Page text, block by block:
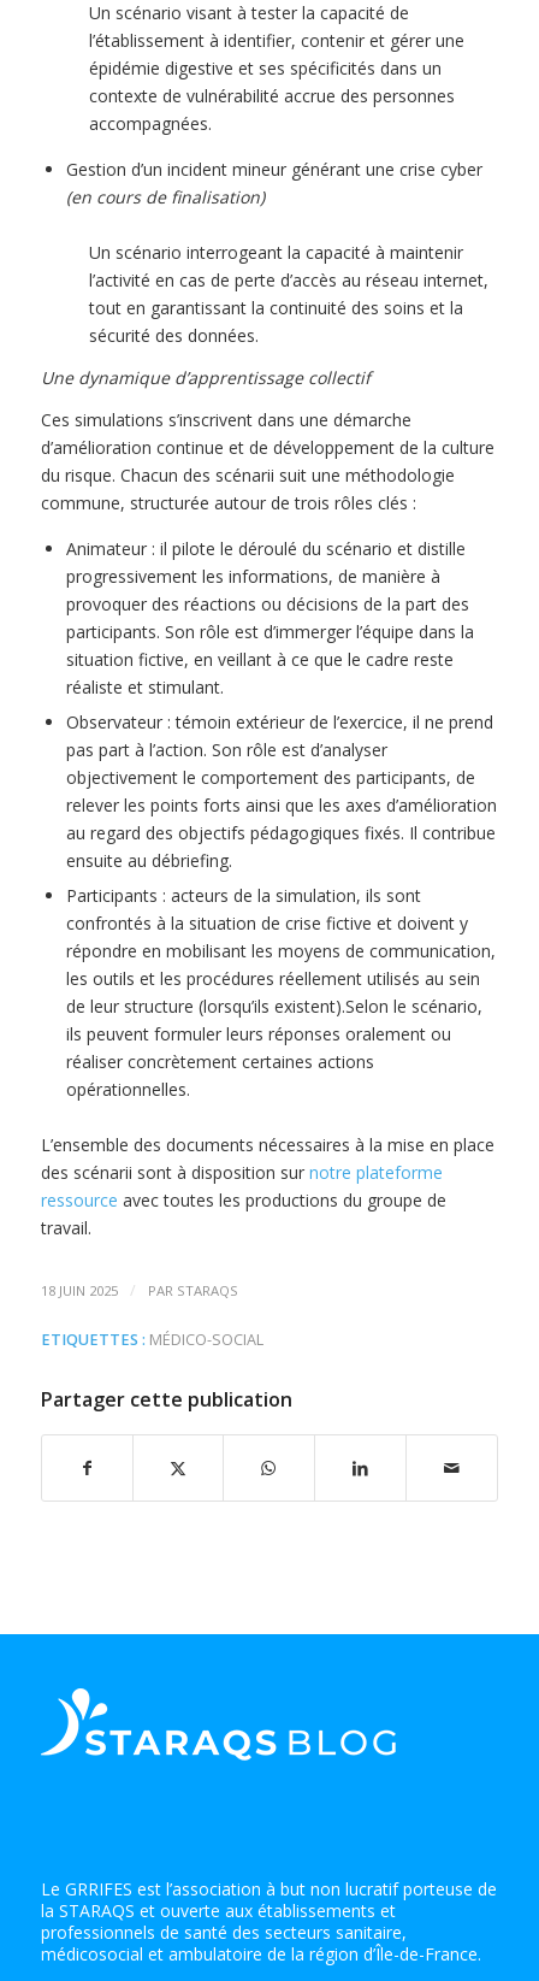
Un scénario visant à tester la capacité de
l’établissement à identifier, contenir et gérer une
épidémie digestive et ses spécificités dans un
contexte de vulnérabilité accrue des personnes
accompagnées.
Gestion d’un incident mineur générant une crise cyber
(en cours de finalisation)
Un scénario interrogeant la capacité à maintenir
l’activité en cas de perte d’accès au réseau internet,
tout en garantissant la continuité des soins et la
sécurité des données.
Une dynamique d’apprentissage collectif
Ces simulations s’inscrivent dans une démarche
d’amélioration continue et de développement de la culture
du risque. Chacun des scénarii suit une méthodologie
commune, structurée autour de trois rôles clés :
Animateur : il pilote le déroulé du scénario et distille
progressivement les informations, de manière à
provoquer des réactions ou décisions de la part des
participants. Son rôle est d’immerger l’équipe dans la
situation fictive, en veillant à ce que le cadre reste
réaliste et stimulant.
Observateur : témoin extérieur de l’exercice, il ne prend
pas part à l’action. Son rôle est d’analyser
objectivement le comportement des participants, de
relever les points forts ainsi que les axes d’amélioration
au regard des objectifs pédagogiques fixés. Il contribue
ensuite au débriefing.
Participants : acteurs de la simulation, ils sont
confrontés à la situation de crise fictive et doivent y
répondre en mobilisant les moyens de communication,
les outils et les procédures réellement utilisés au sein
de leur structure (lorsqu’ils existent).Selon le scénario,
ils peuvent formuler leurs réponses oralement ou
réaliser concrètement certaines actions
opérationnelles.
L’ensemble des documents nécessaires à la mise en place
des scénarii sont à disposition sur notre plateforme
ressource avec toutes les productions du groupe de
travail.
18 JUIN 2025 / PAR STARAQS
ETIQUETTES : MÉDICO-SOCIAL
Partager cette publication
Le GRRIFES est l’association à but non lucratif porteuse de
la STARAQS et ouverte aux établissements et
professionnels de santé des secteurs sanitaire,
médicosocial et ambulatoire de la région d’Île-de-France.